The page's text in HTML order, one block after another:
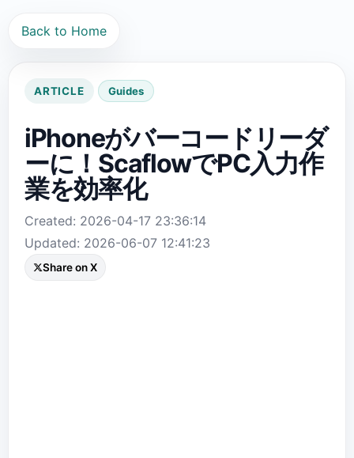
Back to Home
ARTICLE Guides
iPhoneがバーコードリーダ
ーに！ScaflowでPC入力作
業を効率化
Created: 2026-04-17 23:36:14
Updated: 2026-06-07 12:41:23
Share on X